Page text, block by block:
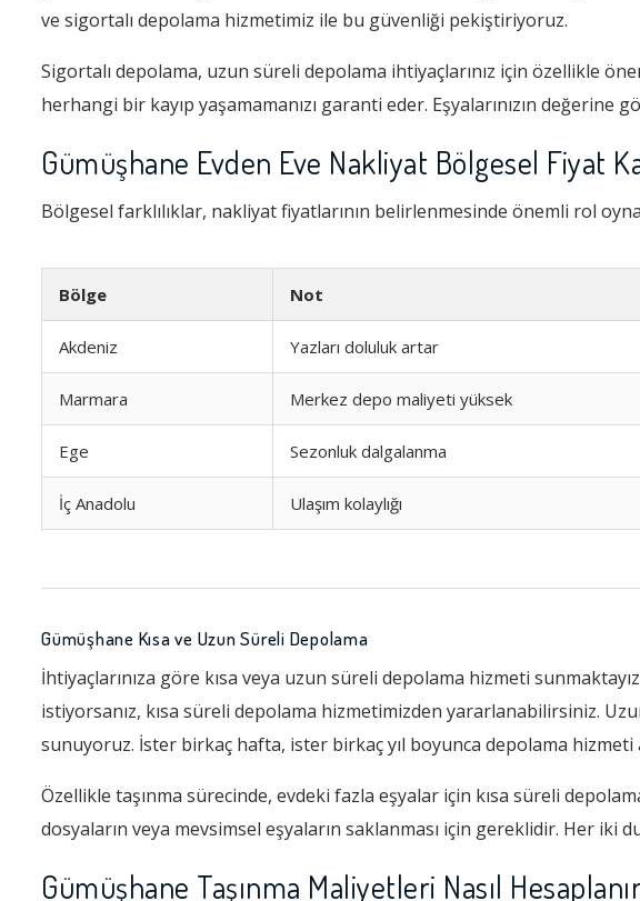
ve sigortalı depolama hizmetimiz ile bu güvenliği pekiştiriyoruz.
Sigortalı depolama, uzun süreli depolama ihtiyaçlarınız için özellikle
herhangi bir kayıp yaşamamanızı garanti eder. Eşyalarınızın
Gümüşhane Evden Eve Nakliyat Bölgesel Fiyat
Bölgesel farklılıklar, nakliyat fiyatlarının belirlenmesinde önemli rol
Bölge Not
Akdeniz Yazları doluluk artar
Marmara Merkez depo maliyeti yüksek
Ege Sezonluk dalgalanma
İç Anadolu Ulaşım kolaylığı
Gümüşhane Kısa ve Uzun Süreli Depolama
İhtiyaçlarınıza göre kısa veya uzun süreli depolama hizmeti
istiyorsanız, kısa süreli depolama hizmetimizden yararlanabilirsiniz.
sunuyoruz. İster birkaç hafta, ister birkaç yıl boyunca depolama hizmeti
Özellikle taşınma sürecinde, evdeki fazla eşyalar için kısa süreli
dosyaların veya mevsimsel eşyaların saklanması için gereklidir. Her
Gümüşhane Taşınma Maliyetleri Nasıl